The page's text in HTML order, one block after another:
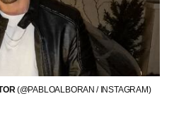
(@PABLOALBORAN / INSTAGRAM)